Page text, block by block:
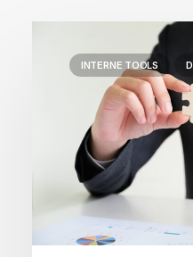
INTERNE TOOLS